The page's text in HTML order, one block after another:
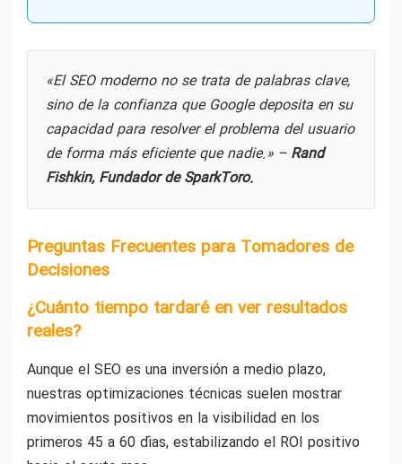
«El SEO moderno no se trata de palabras clave,
sino de la confianza que Google deposita en su
capacidad para resolver el problema del usuario
de forma más eficiente que nadie.» – Rand
Fishkin, Fundador de SparkToro.
Preguntas Frecuentes para Tomadores de
Decisiones
¿Cuánto tiempo tardaré en ver resultados
reales?
Aunque el SEO es una inversión a medio plazo,
nuestras optimizaciones técnicas suelen mostrar
movimientos positivos en la visibilidad en los
primeros 45 a 60 días, estabilizando el ROI positivo